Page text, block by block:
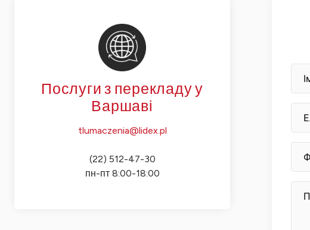
Послуги з перекладу у
Варшаві
tlumaczenia@lidex.pl
(22) 512-47-30
пн-пт 8:00-18:00